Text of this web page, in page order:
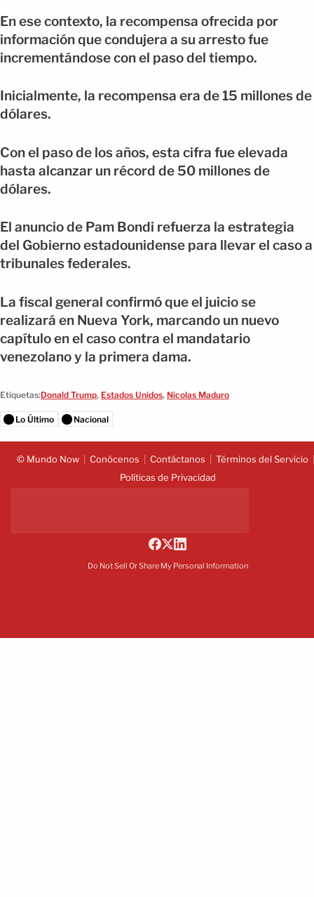
En ese contexto, la recompensa ofrecida por
información que condujera a su arresto fue
incrementándose con el paso del tiempo.
Inicialmente, la recompensa era de 15 millones de
dólares.
Con el paso de los años, esta cifra fue elevada
hasta alcanzar un récord de 50 millones de
dólares.
El anuncio de Pam Bondi refuerza la estrategia
del Gobierno estadounidense para llevar el caso a
tribunales federales.
La fiscal general confirmó que el juicio se
realizará en Nueva York, marcando un nuevo
capítulo en el caso contra el mandatario
venezolano y la primera dama.
Etiquetas:Donald Trump, Estados Unidos, Nicolas Maduro
Lo Último Nacional
© Mundo Now Conócenos Contáctanos
Términos del Servicio
Políticas de Privacidad
Do Not Sell Or Share My Personal Information